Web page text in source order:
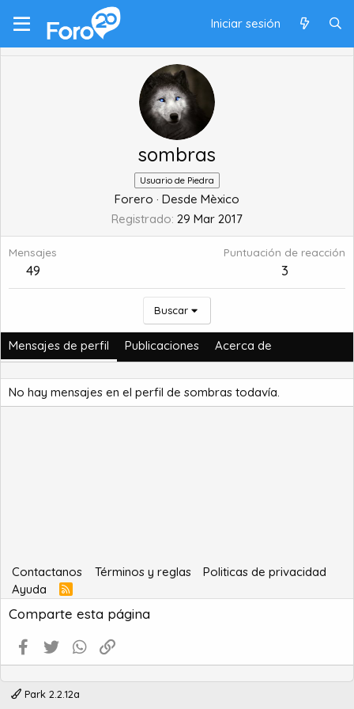
Iniciar sesión
sombras
Usuario de Piedra
Forero · Desde Mèxico
Registrado 29 Mar 2017
Mensajes
49
Puntuación de reacción
3
Buscar
Mensajes de perfil Publicaciones Acerca de
No hay mensajes en el perfil de sombras todavía.
Contactanos Términos y reglas
Politicas de privacidad
Ayuda
R
S
S
Comparte esta página
Facebook
Twitter WhatsApp
Park 2.2.12a